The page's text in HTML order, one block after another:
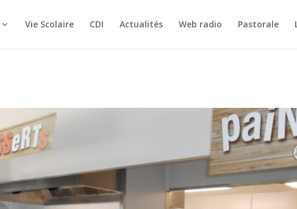
Vie Scolaire CDI Actualités Web radio Pastorale